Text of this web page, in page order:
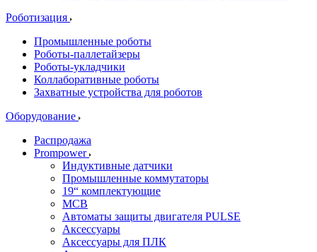
Роботизация
Промышленные роботы
Роботы-паллетайзеры
Роботы-укладчики
Коллаборативные роботы
Захватные устройства для роботов
Оборудование
Распродажа
Prompower
Индуктивные датчики
Промышленные коммутаторы
19“ комплектующие
MCB
Автоматы защиты двигателя PULSE
Аксессуары
Аксессуары для ПЛК